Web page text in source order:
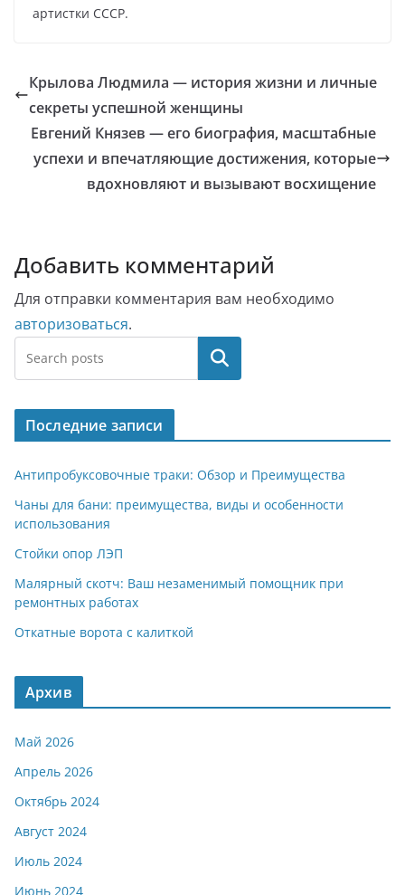
артистки СССР.
Крылова Людмила — история жизни и личные
секреты успешной женщины
Евгений Князев — его биография, масштабные
успехи и впечатляющие достижения, которые
вдохновляют и вызывают восхищение
Добавить комментарий
Для отправки комментария вам необходимо
авторизоваться.
Поиск
Последние записи
Антипробуксовочные траки: Обзор и Преимущества
Чаны для бани: преимущества, виды и особенности
использования
Стойки опор ЛЭП
Малярный скотч: Ваш незаменимый помощник при
ремонтных работах
Откатные ворота с калиткой
Архив
Май 2026
Апрель 2026
Октябрь 2024
Август 2024
Июль 2024
Июнь 2024